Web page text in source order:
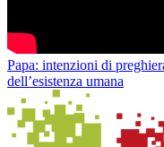
Papa: intenzioni di
dell’esistenza umana